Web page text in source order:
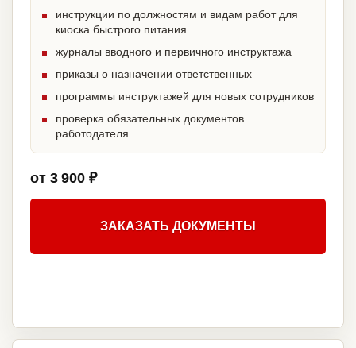
инструкции по должностям и видам работ для
киоска быстрого питания
журналы вводного и первичного инструктажа
приказы о назначении ответственных
программы инструктажей для новых сотрудников
проверка обязательных документов
работодателя
от 3 900 ₽
ЗАКАЗАТЬ ДОКУМЕНТЫ